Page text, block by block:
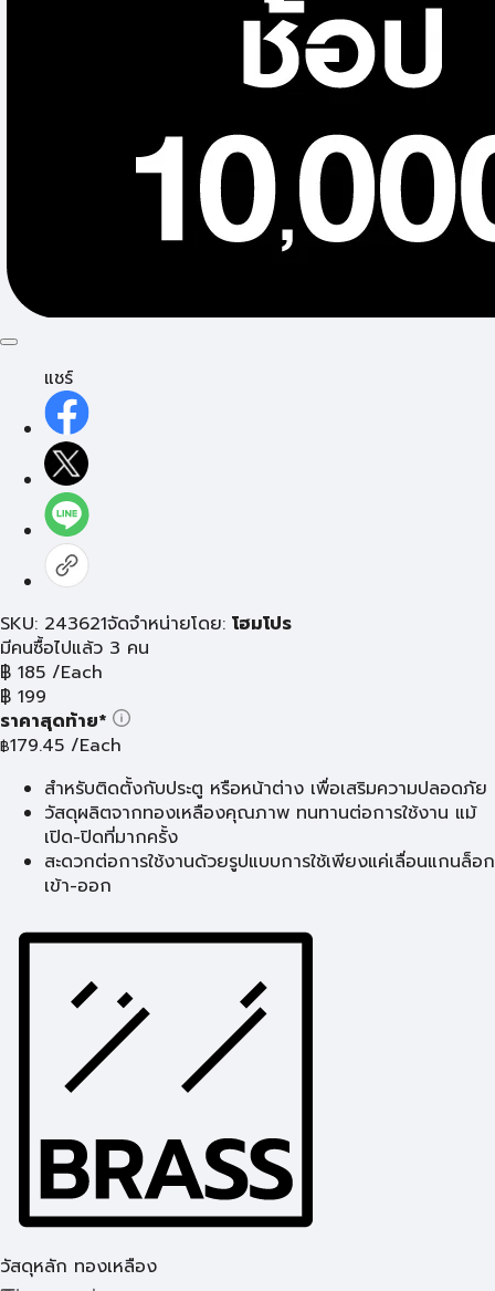
แชร์
SKU: 243621จัดจำหน่ายโดย: โฮมโปร
มีคนซื้อไปแล้ว 3 คน
฿ 185 /Each
฿ 199
ราคาสุดท้าย*
฿179.45 /Each
สำหรับติดตั้งกับประตู หรือหน้าต่าง เพื่อเสริมความปลอดภัย
วัสดุผลิตจากทองเหลืองคุณภาพ ทนทานต่อการใช้งาน แม้
เปิด-ปิดที่มากครั้ง
สะดวกต่อการใช้งานด้วยรูปแบบการใช้เพียงแค่เลื่อนแกนล็อก
เข้า-ออก
วัสดุหลัก ทองเหลือง